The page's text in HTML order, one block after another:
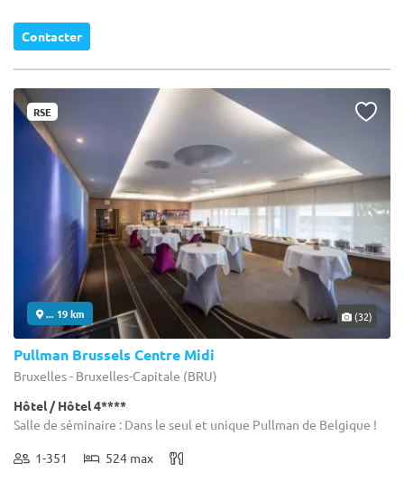
Contacter
RSE
... 19 km (32)
Pullman Brussels Centre Midi
Bruxelles - Bruxelles-Capitale (BRU)
Hôtel / Hôtel 4****
Salle de séminaire : Dans le seul et unique Pullman de Belgique !
1-351 524 max